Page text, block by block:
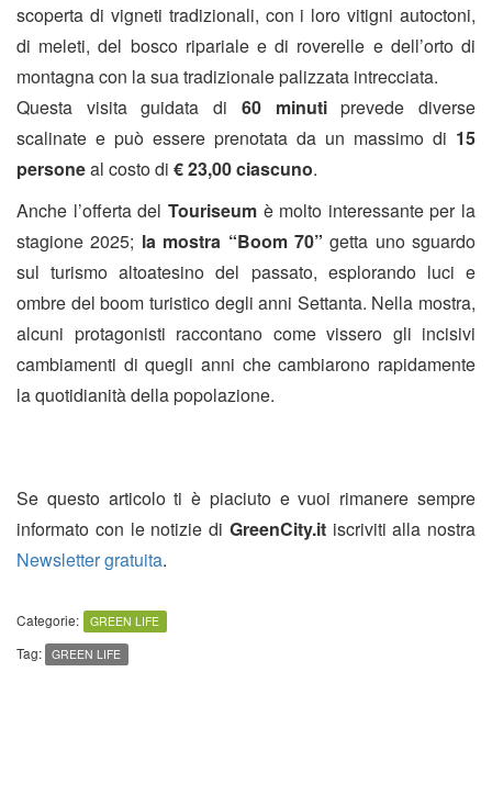
scoperta di vigneti tradizionali, con i loro vitigni autoctoni,
di meleti, del bosco ripariale e di roverelle e dell’orto di
montagna con la sua tradizionale palizzata intrecciata.
Questa visita guidata di 60 minutiprevede diverse
scalinate e può essere prenotata da un massimo di 15
personeal costo di € 23,00 ciascuno.
Anche l’offerta del Touriseumè molto interessante per la
stagione 2025; la mostra “Boom 70”getta uno sguardo
sul turismo altoatesino del passato, esplorando luci e
ombre del boom turistico degli anni Settanta. Nella mostra,
alcuni protagonisti raccontano come vissero gli incisivi
cambiamenti di quegli anni che cambiarono rapidamente
la quotidianità della popolazione.
Se questo articolo ti è piaciuto e vuoi rimanere sempre
informato con le notizie di GreenCity.itiscriviti alla nostra
Newsletter gratuita.
Categorie: GREEN LIFE
Tag: GREEN LIFE